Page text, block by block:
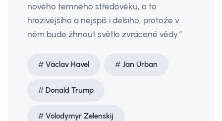
nového temného středověku, o to
hrozivějšího a nejspíš i delšího, protože v
něm bude žhnout světlo zvrácené vědy.“
Václav Havel Jan Urban
Donald Trump
Volodymyr Zelenskij